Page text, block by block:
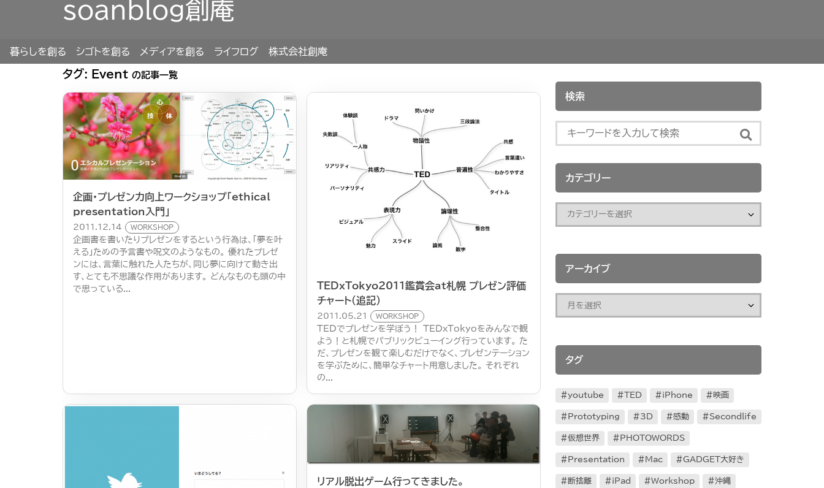
soanblog創庵
暮らしを創る シゴトを創る メディアを創る ライフログ 株式会社創庵
タグ: Event の記事一覧
企画・プレゼン力向上ワークショップ「ethical
presentation入門」
2011.12.14 WORKSHOP
企画書を書いたりプレゼンをするという行為は、「夢を叶
える」ための予言書や呪文のようなもの。 優れたプレゼ
ンには、言葉に触れた人たちが、同じ夢に向けて動き出
す、とても不思議な作用があります。 どんなものも頭の中
で思っている...
TEDxTokyo2011鑑賞会at札幌 プレゼン評価
チャート（追記）
2011.05.21 WORKSHOP
TEDでプレゼンを学ぼう！ TEDxTokyoをみんなで観
よう！と札幌でパブリックビューイング行っています。 た
だ、プレゼンを観て楽しむだけでなく、プレゼンテーション
を学ぶために、簡単なチャート用意しました。 それぞれ
の...
リアル脱出ゲーム行ってきました。
検索
カテゴリー
アーカイブ
タグ
youtube TED iPhone 映画
Prototyping 3D 感動 Secondlife
仮想世界 PHOTOWORDS
Presentation Mac GADGET大好き
断捨離 iPad Workshop 沖縄